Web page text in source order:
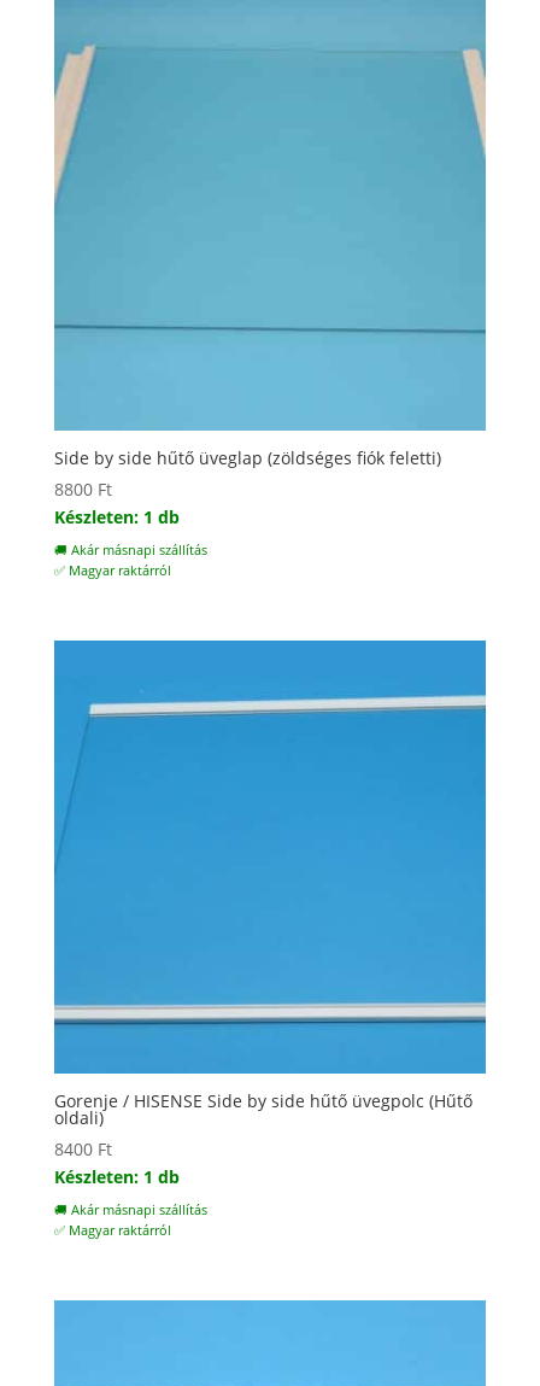
Side by side hűtő üveglap (zöldséges fiók feletti)
8800 Ft
Készleten: 1 db
🚚 Akár másnapi szállítás
✅ Magyar raktárról
Gorenje / HISENSE Side by side hűtő üvegpolc (Hűtő
oldali)
8400 Ft
Készleten: 1 db
🚚 Akár másnapi szállítás
✅ Magyar raktárról